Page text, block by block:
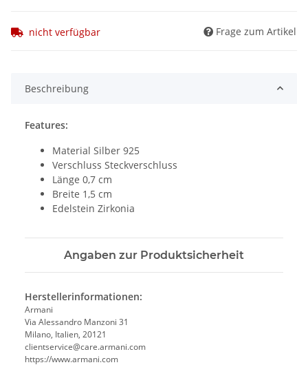
nicht verfügbar Frage zum Artikel
Beschreibung
Features:
Material Silber 925
Verschluss Steckverschluss
Länge 0,7 cm
Breite 1,5 cm
Edelstein Zirkonia
Angaben zur Produktsicherheit
Herstellerinformationen:
Armani
Via Alessandro Manzoni 31
Milano, Italien, 20121
clientservice@care.armani.com
https://www.armani.com